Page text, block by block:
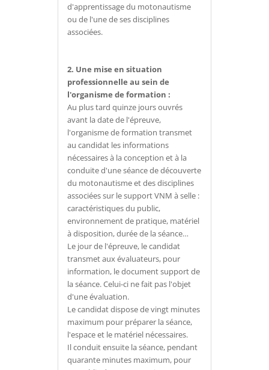
d'apprentissage du motonautisme
ou de l'une de ses disciplines
associées.
2. Une mise en situation
professionnelle au sein de
l'organisme de formation :
Au plus tard quinze jours ouvrés
avant la date de l'épreuve,
l'organisme de formation transmet
au candidat les informations
nécessaires à la conception et à la
conduite d'une séance de découverte
du motonautisme et des disciplines
associées sur le support VNM à selle :
caractéristiques du public,
environnement de pratique, matériel
à disposition, durée de la séance…
Le jour de l'épreuve, le candidat
transmet aux évaluateurs, pour
information, le document support de
la séance. Celui-ci ne fait pas l'objet
d'une évaluation.
Le candidat dispose de vingt minutes
maximum pour préparer la séance,
l'espace et le matériel nécessaires.
Il conduit ensuite la séance, pendant
quarante minutes maximum, pour